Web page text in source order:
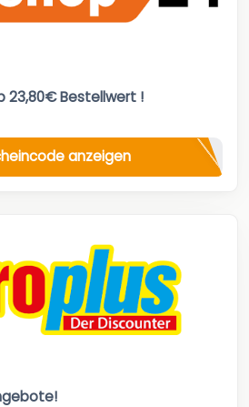
23,80€ Bestellwert !
anzeigen